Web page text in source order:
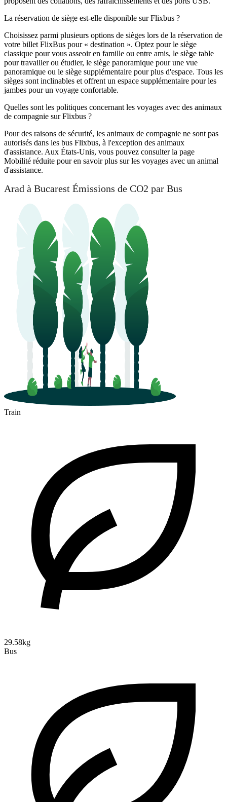
La réservation de siège est-elle disponible sur Flixbus ?
Choisissez parmi plusieurs options de sièges lors de la réservation de
votre billet FlixBus pour « destination ». Optez pour le siège
classique pour vous asseoir en famille ou entre amis, le siège table
pour travailler ou étudier, le siège panoramique pour une vue
panoramique ou le siège supplémentaire pour plus d'espace. Tous les
sièges sont inclinables et offrent un espace supplémentaire pour les
jambes pour un voyage confortable.
Quelles sont les politiques concernant les voyages avec des animaux
de compagnie sur Flixbus ?
Pour des raisons de sécurité, les animaux de compagnie ne sont pas
autorisés dans les bus Flixbus, à l'exception des animaux
d'assistance. Aux États-Unis, vous pouvez consulter la page
Mobilité réduite pour en savoir plus sur les voyages avec un animal
d'assistance.
Arad à Bucarest Émissions de CO2 par Bus
Train
29.58kg
Bus